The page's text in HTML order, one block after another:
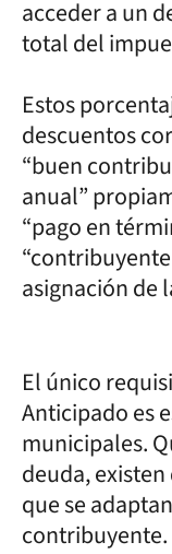
acceder a un
total del
Estos
descuentos
“buen
anual”
“pago en
asignación de
El único
Anticipado es
municipales.
deuda,
que se
contribuyente.